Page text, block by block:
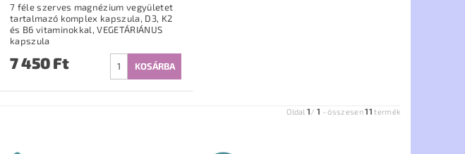
7 féle szerves magnézium vegyületet
tartalmazó komplex kapszula, D3, K2
és B6 vitaminokkal, VEGETÁRIÁNUS
7 450 Ft
Oldal1/1 -összesen11 termék